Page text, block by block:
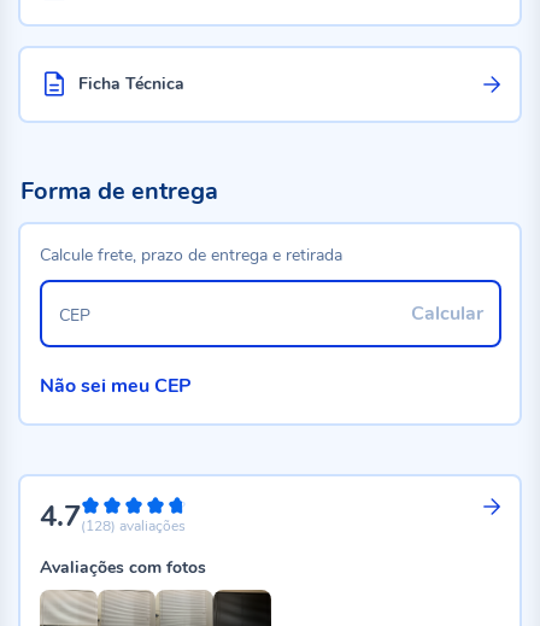
Ficha Técnica
4.794%
(128) avaliações
Avaliações com fotos
Forma de entrega
Calcule frete, prazo de entrega e retirada
Calcular
CEP
Não sei meu CEP